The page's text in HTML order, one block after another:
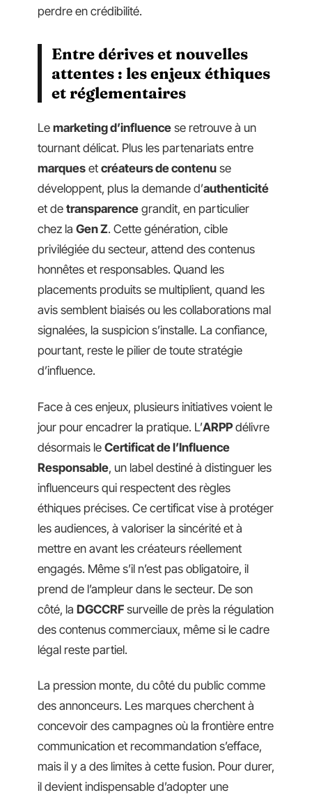
perdre en crédibilité.
Entre dérives et nouvelles
attentes : les enjeux éthiques
et réglementaires
Le marketing d’influence se retrouve à un
tournant délicat. Plus les partenariats entre
marques et créateurs de contenu se
développent, plus la demande d’authenticité
et de transparence grandit, en particulier
chez la Gen Z. Cette génération, cible
privilégiée du secteur, attend des contenus
honnêtes et responsables. Quand les
placements produits se multiplient, quand les
avis semblent biaisés ou les collaborations mal
signalées, la suspicion s’installe. La confiance,
pourtant, reste le pilier de toute stratégie
d’influence.
Face à ces enjeux, plusieurs initiatives voient le
jour pour encadrer la pratique. L’ARPP délivre
désormais le Certificat de l’Influence
Responsable, un label destiné à distinguer les
influenceurs qui respectent des règles
éthiques précises. Ce certificat vise à protéger
les audiences, à valoriser la sincérité et à
mettre en avant les créateurs réellement
engagés. Même s’il n’est pas obligatoire, il
prend de l’ampleur dans le secteur. De son
côté, la DGCCRF surveille de près la régulation
des contenus commerciaux, même si le cadre
légal reste partiel.
La pression monte, du côté du public comme
des annonceurs. Les marques cherchent à
concevoir des campagnes où la frontière entre
communication et recommandation s’efface,
mais il y a des limites à cette fusion. Pour durer,
il devient indispensable d’adopter une